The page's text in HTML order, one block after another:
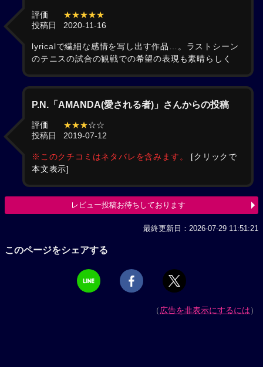
評価
★★★★★
投稿日
2020-11-16
lyricalで繊細な感情を写し出す作品…。ラストシーン
のテニスの試合の観戦での希望の表現も素晴らしく
P.N.「AMANDA(愛される者)」さんからの投稿
評価 ★★★☆☆
投稿日
2019-07-12
※このクチコミはネタバレを含みます。
[クリックで
本文表示]
レビュー投稿お待ちしております
最終更新日：2026-07-29 11:51:21
このページをシェアする
（広告を非表示にするには）